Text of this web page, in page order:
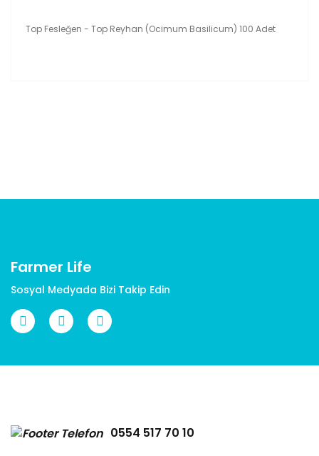
Top Fesleğen - Top Reyhan (Ocimum Basilicum) 100 Adet
Farmer Life
Sosyal Medyada Bizi Takip Edin
0554 517 70 10